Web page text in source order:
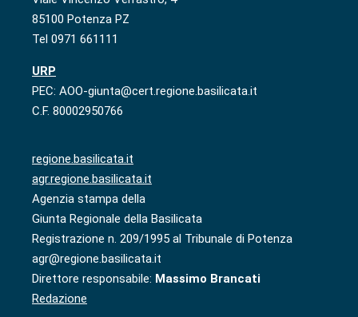
85100 Potenza PZ
Tel 0971 661111
URP
PEC: AOO-giunta@cert.regione.basilicata.it
C.F. 80002950766
regione.basilicata.it
agr.regione.basilicata.it
Agenzia stampa della
Giunta Regionale della Basilicata
Registrazione n. 209/1995 al Tribunale di Potenza
agr@regione.basilicata.it
Direttore responsabile: Massimo Brancati
Redazione